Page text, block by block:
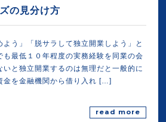
の見分け方
よう」「脱サラして独立開業しよう」と
も最低１０年程度の実務経験を同業の会
いと独立開業するのは無理だと一般的に
金を金融機関から借り入れ […]
read more